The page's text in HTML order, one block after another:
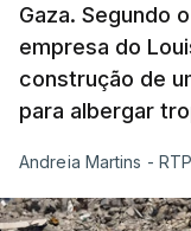
Gaza. Segundo
empresa do
construção de
para albergar
Andreia Martins - RTP